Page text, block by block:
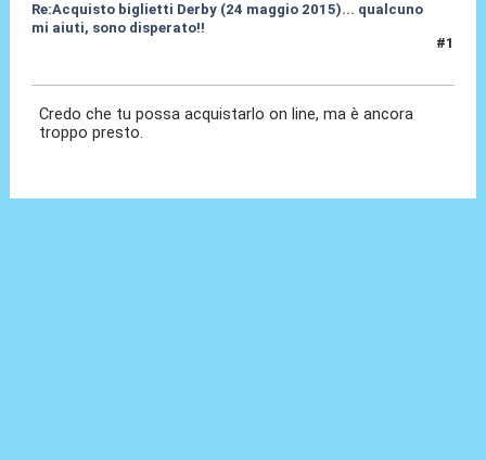
Re:Acquisto biglietti Derby (24 maggio 2015)... qualcuno
mi aiuti, sono disperato!!
#1
Credo che tu possa acquistarlo on line, ma è ancora
troppo presto.